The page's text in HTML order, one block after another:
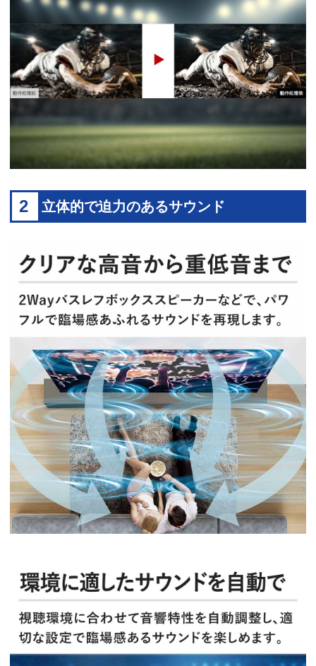
2 立体的で迫力のあるサウンド